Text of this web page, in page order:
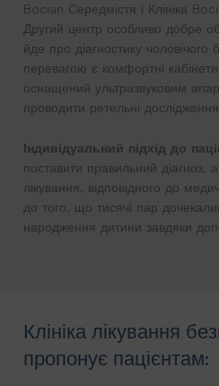
Bocian Середмістя і Клініка
Другий центр особливо добре
йде про діагностику чоловічого
перевагою є комфортні
оснащений ультразвуковим
проводити ретельні
Індивідуальний підхід до
поставити правильний діагноз,
лікування, відповідного до
до того, що тисячі пар
народження дитини завдяки
Клініка лікування
пропонує пацієнтам: